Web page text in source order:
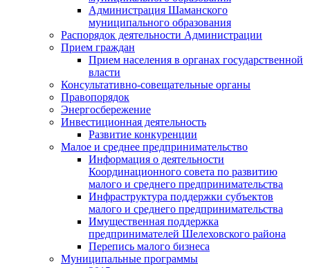
Администрация Шаманского
муниципального образования
Распорядок деятельности Администрации
Прием граждан
Прием населения в органах государственной
власти
Консультативно-совещательные органы
Правопорядок
Энергосбережение
Инвестиционная деятельность
Развитие конкуренции
Малое и среднее предпринимательство
Информация о деятельности
Координационного совета по развитию
малого и среднего предпринимательства
Инфраструктура поддержки субъектов
малого и среднего предпринимательства
Имущественная поддержка
предпринимателей Шелеховского района
Перепись малого бизнеса
Муниципальные программы